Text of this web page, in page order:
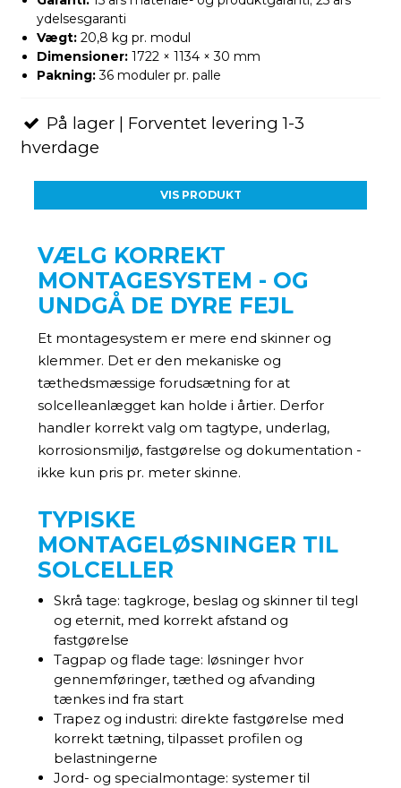
ydelsesgaranti
Vægt:20,8 kg pr. modul
Dimensioner:1722 × 1134 × 30 mm
Pakning:36 moduler pr. palle
På lager | Forventet levering 1-3
hverdage
VIS PRODUKT
VÆLG KORREKT
MONTAGESYSTEM - OG
UNDGÅ DE DYRE FEJL
Et montagesystem er mere end skinner og
klemmer. Det er den mekaniske og
tæthedsmæssige forudsætning for at
solcelleanlægget kan holde i årtier. Derfor
handler korrekt valg om tagtype, underlag,
korrosionsmiljø, fastgørelse og dokumentation -
ikke kun pris pr. meter skinne.
TYPISKE
MONTAGELØSNINGER TIL
SOLCELLER
Skrå tage: tagkroge, beslag og skinner til tegl
og eternit, med korrekt afstand og
fastgørelse
Tagpap og flade tage: løsninger hvor
gennemføringer, tæthed og afvanding
tænkes ind fra start
Trapez og industri: direkte fastgørelse med
korrekt tætning, tilpasset profilen og
belastningerne
Jord- og specialmontage: systemer til